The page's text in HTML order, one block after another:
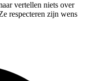
vertellen niets over
respecteren zijn wens